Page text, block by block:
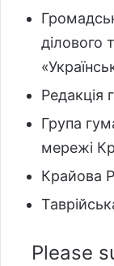
ділового
Редакція
Група
мережі
Крайова
Please